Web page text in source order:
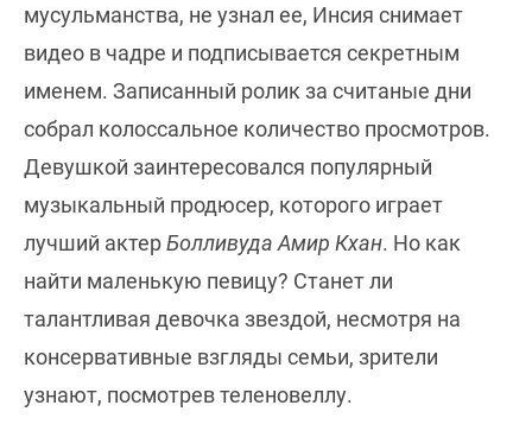
мусульманства, не узнал ее, Инсия снимает
видео в чадре и подписывается секретным
именем. Записанный ролик за считаные дни
собрал колоссальное количество просмотров.
Девушкой заинтересовался популярный
музыкальный продюсер, которого играет
лучший актерБолливуда Амир Кхан. Но как
найти маленькую певицу? Станет ли
талантливая девочка звездой, несмотря на
консервативные взгляды семьи, зрители
узнают, посмотрев теленовеллу.